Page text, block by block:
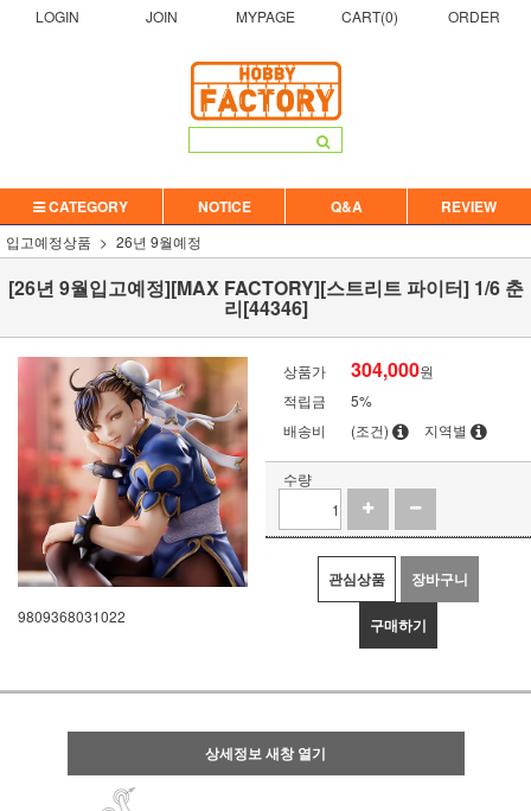
LOGIN JOIN MYPAGE CART(0) ORDER
CATEGORY NOTICE Q&A REVIEW
입고예정상품 26년 9월예정
[26년 9월입고예정][MAX FACTORY][스트리트 파이터] 1/6 춘
리[44346]
9809368031022
상품가 304,000원
적립금
5%
배송비
(조건) 지역별
수량
관심상품 장바구니
구매하기
상세정보 새창 열기